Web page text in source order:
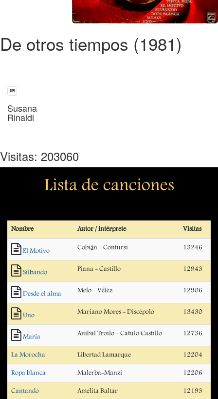
De otros tiempos (1981)
Susana
Rinaldi
Visitas: 203060
Lista de canciones
Nombre Autor / intérprete Visitas
El Motivo Cobián - Contursi 13246
Silbando Piana - Castillo 12943
Desde el alma Melo - Vélez 12906
Uno Mariano Mores - Discépolo 13430
María Anibal Troilo - Catulo Castillo 12736
La Morocha Libertad Lamarque 12204
Ropa blanca Malerba-Manzi 12206
Cantando Amelita Baltar 12193